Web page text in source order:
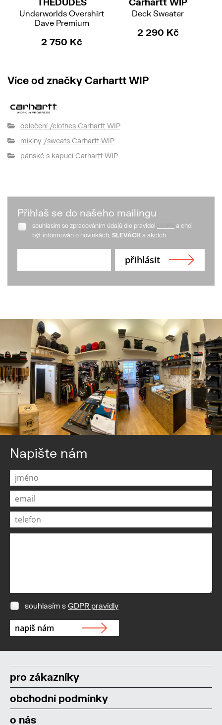
Underworlds Overshirt
Dave Premium
2 750 Kč
Deck Sweater
2 290 Kč
Více od značky Carhartt WIP
oblečení /clothes Carhartt WIP
mikiny /sweats Carhartt WIP
pánské s kapucí Carhartt WIP
Přihlaš se do našeho mailingu
souhlasím se zpracováním údajů dle pravidel
a chci
být informován o novinkách, SLEVÁCH a akcích
Napište nám
souhlasím s GDPR pravidly
pro zákazníky
obchodní podmínky
o nás